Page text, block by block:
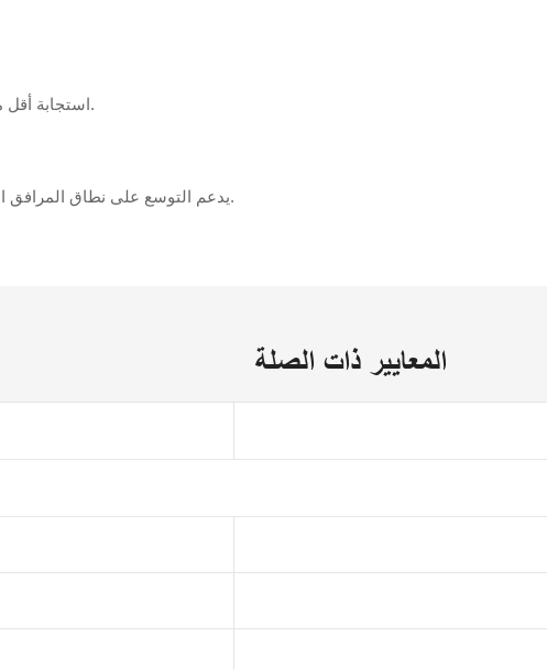
استجابة أقل من 10 مللي ثانية لتطبيقات الطاقة الديناميكية.
يدعم التوسع على نطاق المرافق العامة والتوسع المستقبلي في القدرة الإنتاجية.
المعايير ذات الصلة